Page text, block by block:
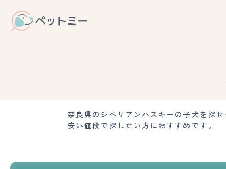
奈良県のシベリアンハスキーの子犬を探
安い値段で探したい方におすすめです。